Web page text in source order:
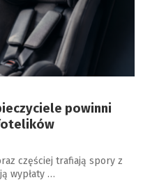
powinni
częściej trafiają spory z
wypłaty …